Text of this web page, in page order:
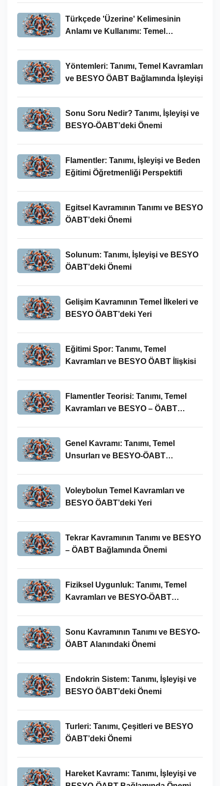
Türkçede 'Üzerine' Kelimesinin
Anlamı ve Kullanımı: Temel
Yöntemleri: Tanımı, Temel Kavramları
ve BESYO ÖABT Bağlamında İşleyişi
Sonu Soru Nedir? Tanımı, İşleyişi ve
BESYO-ÖABT’deki Önemi
Flamentler: Tanımı, İşleyişi ve Beden
Eğitimi Öğretmenliği Perspektifi
Egitsel Kavramının Tanımı ve BESYO
ÖABT’deki Önemi
Solunum: Tanımı, İşleyişi ve BESYO
ÖABT’deki Önemi
Gelişim Kavramının Temel İlkeleri ve
BESYO ÖABT’deki Yeri
Eğitimi Spor: Tanımı, Temel
Kavramları ve BESYO ÖABT İlişkisi
Flamentler Teorisi: Tanımı, Temel
Kavramları ve BESYO – ÖABT
Genel Kavramı: Tanımı, Temel
Unsurları ve BESYO-ÖABT
Voleybolun Temel Kavramları ve
BESYO ÖABT’deki Yeri
Tekrar Kavramının Tanımı ve BESYO
– ÖABT Bağlamında Önemi
Fiziksel Uygunluk: Tanımı, Temel
Kavramları ve BESYO-ÖABT
Sonu Kavramının Tanımı ve BESYO-
ÖABT Alanındaki Önemi
Endokrin Sistem: Tanımı, İşleyişi ve
BESYO ÖABT’deki Önemi
Turleri: Tanımı, Çeşitleri ve BESYO
ÖABT’deki Önemi
Hareket Kavramı: Tanımı, İşleyişi ve